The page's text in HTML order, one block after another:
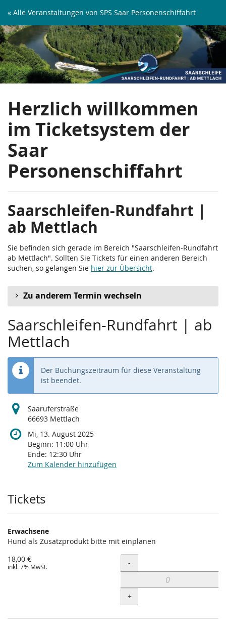
Zum
Inhalt
springen
« Alle Veranstaltungen von SPS Saar Personenschiffahrt
Saarschleifen-
Rundfahrt
|
ab
Mettlach
Herzlich willkommen
im Ticketsystem der
Saar
Personenschiffahrt
Saarschleifen-Rundfahrt |
ab Mettlach
Sie befinden sich gerade im Bereich "Saarschleifen-Rundfahrt
ab Mettlach". Sollten Sie Tickets für einen anderen Bereich
suchen, so gelangen Sie hier zur Übersicht.
Zu anderem Termin wechseln
Saarschleifen-Rundfahrt | ab
Mettlach
Der Buchungszeitraum für diese Veranstaltung
ist beendet.
Saaruferstraße
66693 Mettlach
Mi, 13. August 2025
Beginn: 11:00 Uhr
Ende: 12:30 Uhr
Zum Kalender hinzufügen
Produkte
Tickets
Erwachsene
Hund als Zusatzprodukt bitte mit einplanen
18,00 €
inkl. 7% MwSt. Menge
-
+